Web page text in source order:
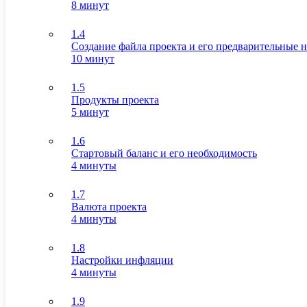
8 минут
1.4
Создание файла проекта и его предварительные
10 минут
1.5
Продукты проекта
5 минут
1.6
Стартовый баланс и его необходимость
4 минуты
1.7
Валюта проекта
4 минуты
1.8
Настройки инфляции
4 минуты
1.9